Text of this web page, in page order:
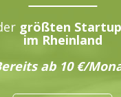
größten
im Rheinland
ab 10 €/